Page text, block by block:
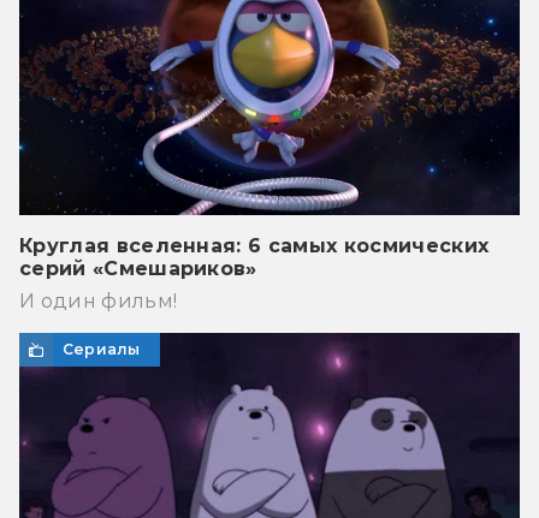
Круглая вселенная: 6 самых космических
серий «Смешариков»
И один фильм!
Сериалы